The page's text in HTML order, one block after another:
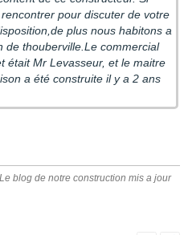
pour discuter de votre
plus nous habitons a
de thouberville.Le commercial
était Mr Levasseur, et le maitre
a été construite il y a 2 ans
blog de notre construction mis a jour